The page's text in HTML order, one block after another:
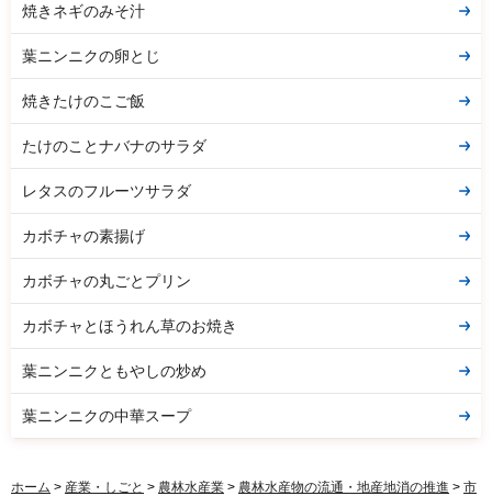
焼きネギのみそ汁
葉ニンニクの卵とじ
焼きたけのこご飯
たけのことナバナのサラダ
レタスのフルーツサラダ
カボチャの素揚げ
カボチャの丸ごとプリン
カボチャとほうれん草のお焼き
葉ニンニクともやしの炒め
葉ニンニクの中華スープ
ホーム > 産業・しごと > 農林水産業 > 農林水産物の流通・地産地消の推進 > 市